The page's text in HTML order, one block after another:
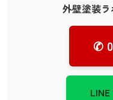
外壁塗装ラ
✆